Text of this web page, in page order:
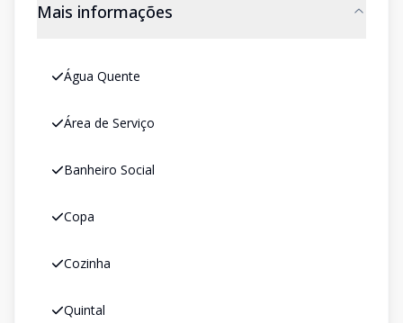
Mais informações
Água Quente
Área de Serviço
Banheiro Social
Copa
Cozinha
Quintal